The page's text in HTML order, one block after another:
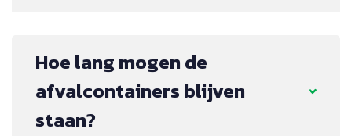
Hoe lang mogen de
afvalcontainers blijven
staan?